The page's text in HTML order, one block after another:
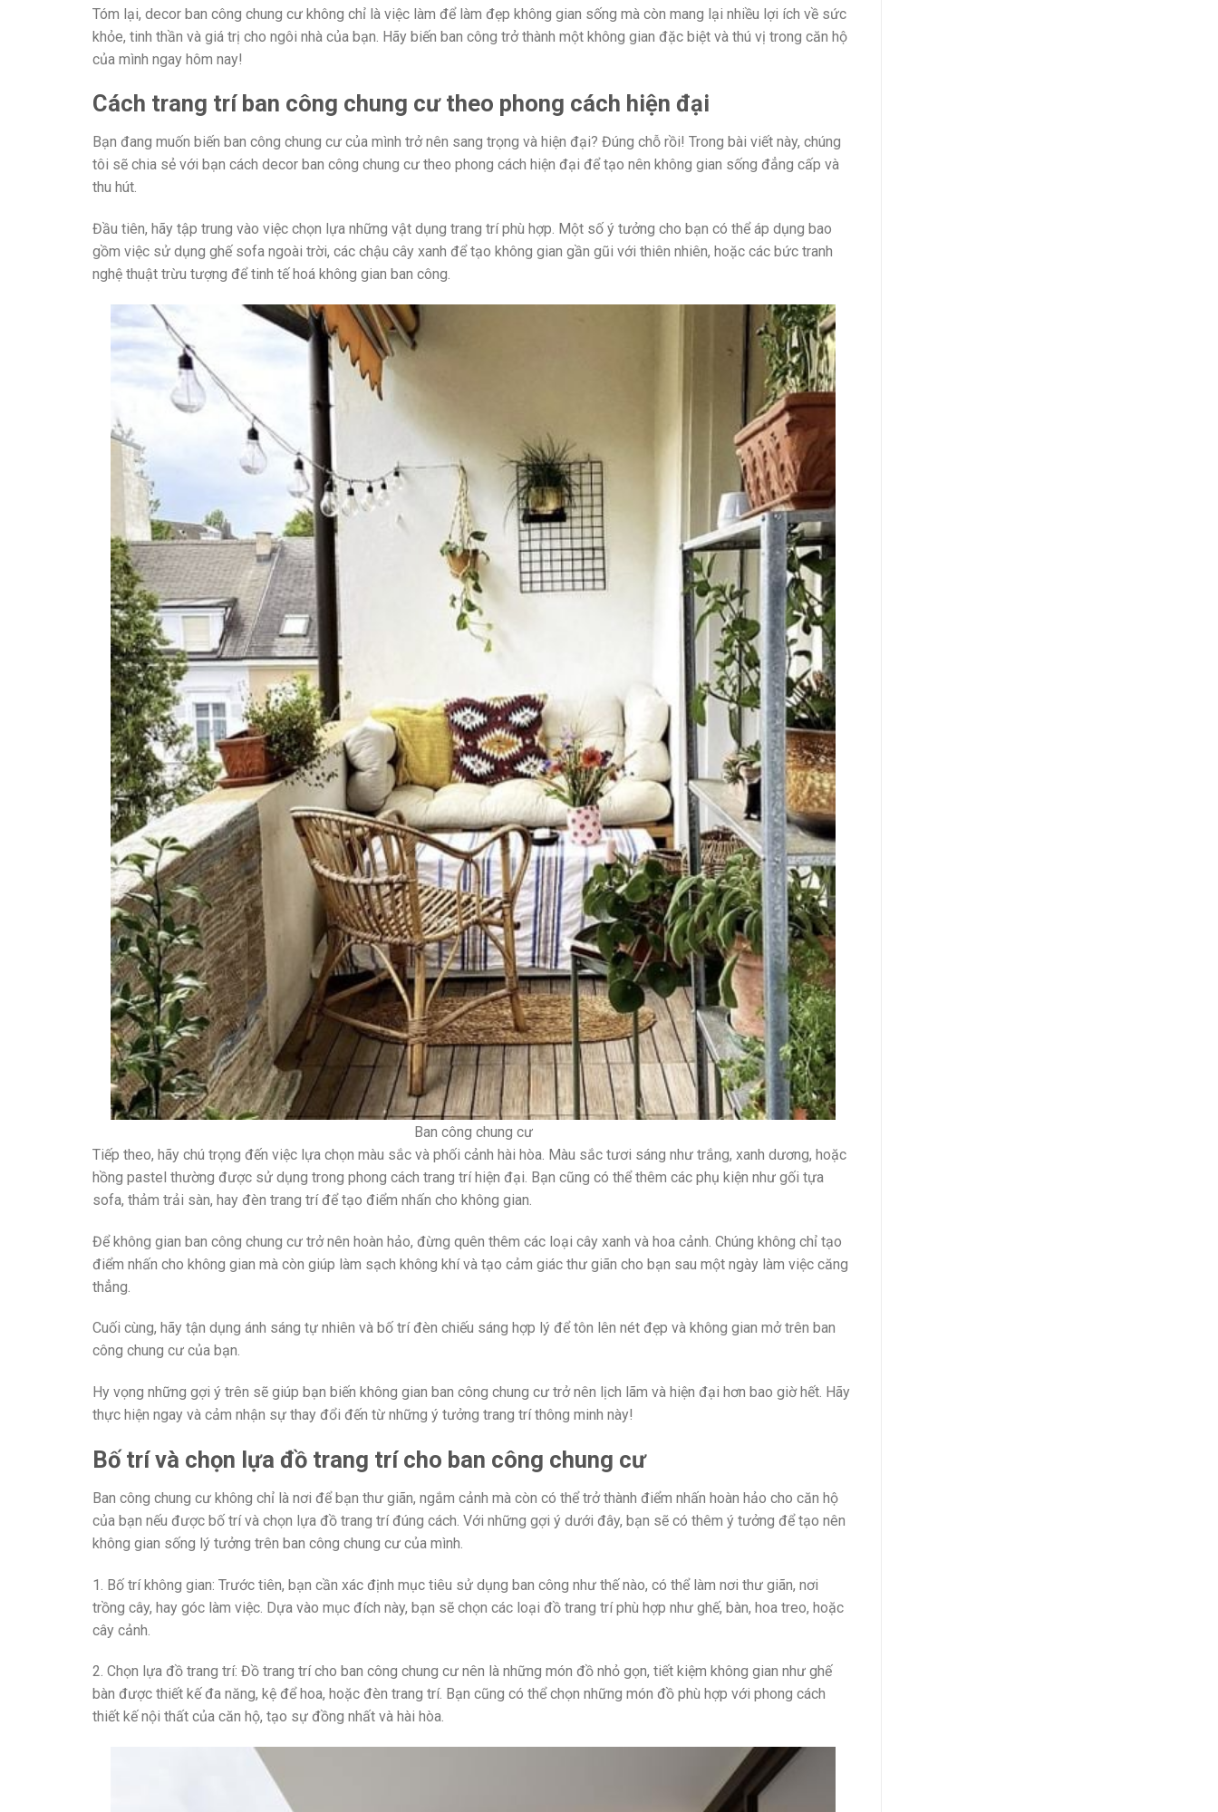
Tóm lại, decor ban công chung cư không chỉ là việc làm để làm đẹp không gian sống mà còn mang lại nhiều lợi ích về sức
khỏe, tinh thần và giá trị cho ngôi nhà của bạn. Hãy biến ban công trở thành một không gian đặc biệt và thú vị trong căn hộ
của mình ngay hôm nay!
Cách trang trí ban công chung cư theo phong cách hiện đại
Bạn đang muốn biến ban công chung cư của mình trở nên sang trọng và hiện đại? Đúng chỗ rồi! Trong bài viết này, chúng
tôi sẽ chia sẻ với bạn cách decor ban công chung cư theo phong cách hiện đại để tạo nên không gian sống đẳng cấp và
thu hút.
Đầu tiên, hãy tập trung vào việc chọn lựa những vật dụng trang trí phù hợp. Một số ý tưởng cho bạn có thể áp dụng bao
gồm việc sử dụng ghế sofa ngoài trời, các chậu cây xanh để tạo không gian gần gũi với thiên nhiên, hoặc các bức tranh
nghệ thuật trừu tượng để tinh tế hoá không gian ban công.
Ban công chung cư
Tiếp theo, hãy chú trọng đến việc lựa chọn màu sắc và phối cảnh hài hòa. Màu sắc tươi sáng như trắng, xanh dương, hoặc
hồng pastel thường được sử dụng trong phong cách trang trí hiện đại. Bạn cũng có thể thêm các phụ kiện như gối tựa
sofa, thảm trải sàn, hay đèn trang trí để tạo điểm nhấn cho không gian.
Để không gian ban công chung cư trở nên hoàn hảo, đừng quên thêm các loại cây xanh và hoa cảnh. Chúng không chỉ tạo
điểm nhấn cho không gian mà còn giúp làm sạch không khí và tạo cảm giác thư giãn cho bạn sau một ngày làm việc căng
thẳng.
Cuối cùng, hãy tận dụng ánh sáng tự nhiên và bố trí đèn chiếu sáng hợp lý để tôn lên nét đẹp và không gian mở trên ban
công chung cư của bạn.
Hy vọng những gợi ý trên sẽ giúp bạn biến không gian ban công chung cư trở nên lịch lãm và hiện đại hơn bao giờ hết. Hãy
thực hiện ngay và cảm nhận sự thay đổi đến từ những ý tưởng trang trí thông minh này!
Bố trí và chọn lựa đồ trang trí cho ban công chung cư
Ban công chung cư không chỉ là nơi để bạn thư giãn, ngắm cảnh mà còn có thể trở thành điểm nhấn hoàn hảo cho căn hộ
của bạn nếu được bố trí và chọn lựa đồ trang trí đúng cách. Với những gợi ý dưới đây, bạn sẽ có thêm ý tưởng để tạo nên
không gian sống lý tưởng trên ban công chung cư của mình.
1. Bố trí không gian: Trước tiên, bạn cần xác định mục tiêu sử dụng ban công như thế nào, có thể làm nơi thư giãn, nơi
trồng cây, hay góc làm việc. Dựa vào mục đích này, bạn sẽ chọn các loại đồ trang trí phù hợp như ghế, bàn, hoa treo, hoặc
cây cảnh.
2. Chọn lựa đồ trang trí: Đồ trang trí cho ban công chung cư nên là những món đồ nhỏ gọn, tiết kiệm không gian như ghế
bàn được thiết kế đa năng, kệ để hoa, hoặc đèn trang trí. Bạn cũng có thể chọn những món đồ phù hợp với phong cách
thiết kế nội thất của căn hộ, tạo sự đồng nhất và hài hòa.